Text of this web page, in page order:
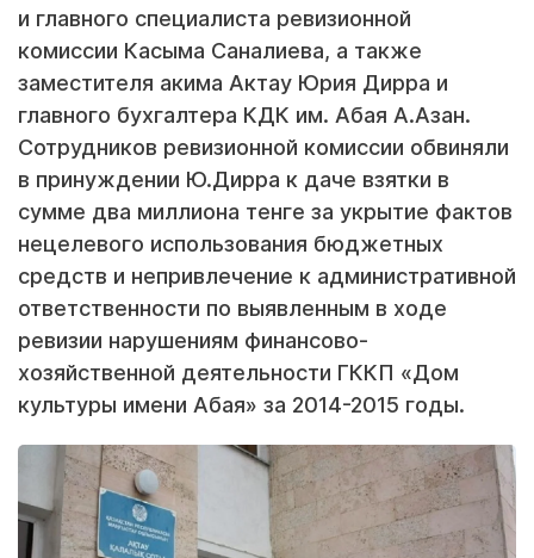
и главного специалиста ревизионной
комиссии Касыма Саналиева, а также
заместителя акима Актау Юрия Дирра и
главного бухгалтера КДК им. Абая А.Азан.
Сотрудников ревизионной комиссии обвиняли
в принуждении Ю.Дирра к даче взятки в
сумме два миллиона тенге за укрытие фактов
нецелевого использования бюджетных
средств и непривлечение к административной
ответственности по выявленным в ходе
ревизии нарушениям финансово-
хозяйственной деятельности ГККП «Дом
культуры имени Абая» за 2014-2015 годы.